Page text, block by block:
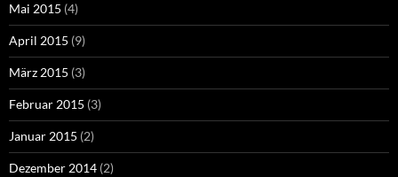
Mai 2015 (4)
April 2015 (9)
März 2015 (3)
Februar 2015 (3)
Januar 2015 (2)
Dezember 2014 (2)